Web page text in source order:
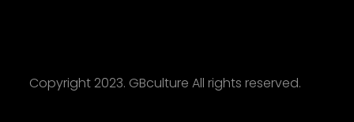
Copyright 2023. GBculture All rights reserved.